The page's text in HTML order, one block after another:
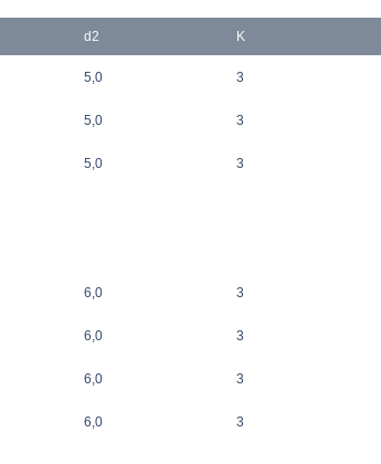
d2 K
5,0 3
5,0 3
5,0 3
6,0 3
6,0 3
6,0 3
6,0 3